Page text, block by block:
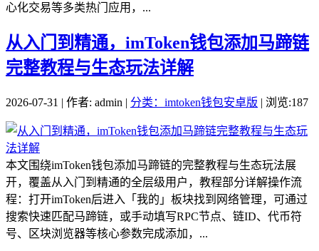
心化交易等多类热门应用，...
从入门到精通，imToken钱包添加马蹄链
完整教程与生态玩法详解
2026-07-31 | 作者: admin | 分类：imtoken钱包安卓版 | 浏览:187
本文围绕imToken钱包添加马蹄链的完整教程与生态玩法展
开，覆盖从入门到精通的全层级用户，教程部分详解操作流
程：打开imToken后进入「我的」板块找到网络管理，可通过
搜索快速匹配马蹄链，或手动填写RPC节点、链ID、代币符
号、区块浏览器等核心参数完成添加，...